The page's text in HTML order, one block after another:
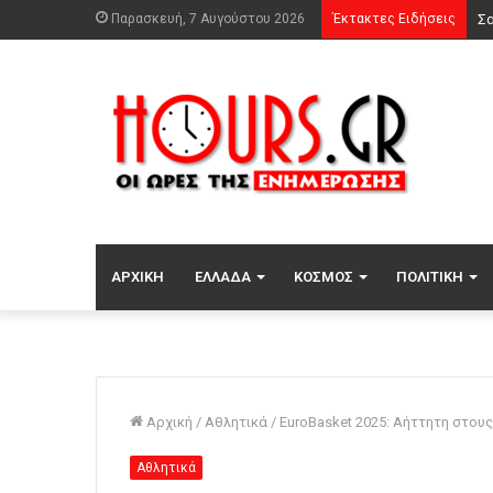
Παρασκευή, 7 Αυγούστου 2026 Έκτακτες Ειδήσεις
ΑΡΧΙΚΉ ΕΛΛΆΔΑ ΚΌΣΜΟΣ ΠΟΛΙΤΙΚΉ
Αρχική / Αθλητικά / EuroBasket 2025: Αήττητη
Αθλητικά